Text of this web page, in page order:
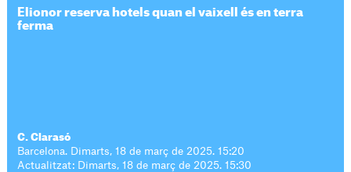
Elionor reserva hotels quan el vaixell és en terra
ferma
C. Clarasó
Barcelona. Dimarts, 18 de març de 2025. 15:20
Actualitzat: Dimarts, 18 de març de 2025. 15:30